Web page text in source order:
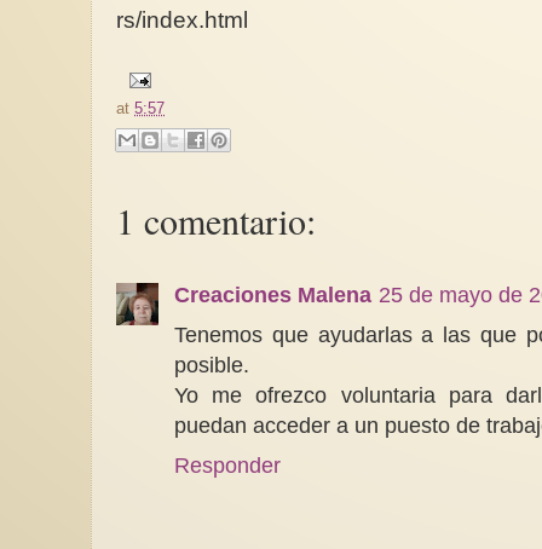
rs/index.html
at 5:57
1 comentario:
Creaciones Malena 25 de mayo de
Tenemos que ayudarlas a las que
posible.
Yo me ofrezco voluntaria para
puedan acceder a un puesto de
Responder